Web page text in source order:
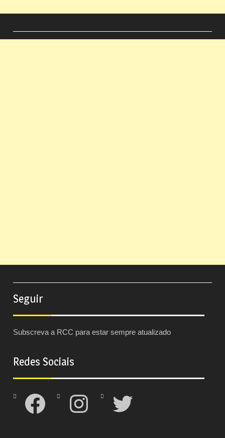
Seguir
Subscreva a RCC para estar sempre atualizado
Redes Sociais
Facebook Instagram Twitter